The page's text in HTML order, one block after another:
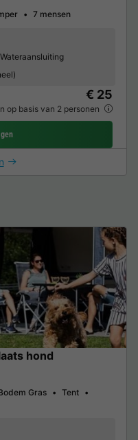
7 mensen
Wateraansluiting
€ 25
op basis van 2 personen
hond
Gras
Tent